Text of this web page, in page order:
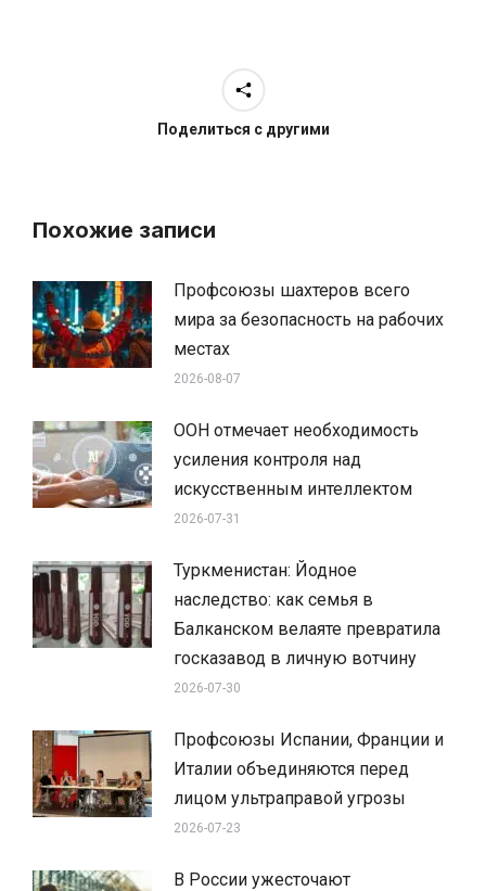
Поделиться с другими
Похожие записи
Профсоюзы шахтеров всего
мира за безопасность на рабочих
местах
2026-08-07
ООН отмечает необходимость
усиления контроля над
искусственным интеллектом
2026-07-31
Туркменистан: Йодное
наследство: как семья в
Балканском велаяте превратила
госказавод в личную вотчину
2026-07-30
Профсоюзы Испании, Франции и
Италии объединяются перед
лицом ультраправой угрозы
2026-07-23
В России ужесточают